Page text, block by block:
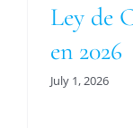
Ley de
en 2026
July 1, 2026